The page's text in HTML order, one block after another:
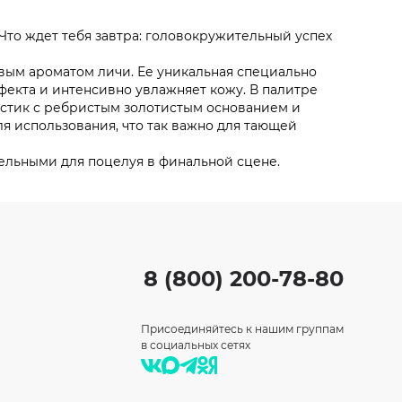
ждет тебя завтра: головокружительный успех
ароматом личи. Ее уникальная специально
и интенсивно увлажняет кожу. В палитре
с ребристым золотистым основанием и
использования, что так важно для тающей
для поцелуя в финальной сцене.
8 (800) 200-78-80
Присоединяйтесь к нашим группам
в социальных сетях